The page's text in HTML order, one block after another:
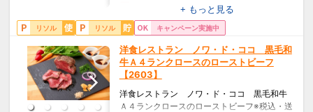
【箱番】ad-067
【内容】和牛すじカレー（レトルト）200ｇ×
6箱
【賞味期間】常温365日
【特定原材料】乳,小麦
+ もっと見る
リソル リソル キャンペーン実施中
洋食レストラン ノワ・ド・ココ 黒毛和
牛Ａ４ランクロースのローストビーフ
【2603】
洋食レストラン ノワ・ド・ココ 黒毛和牛
Ａ４ランクロースのローストビーフ※税込・送